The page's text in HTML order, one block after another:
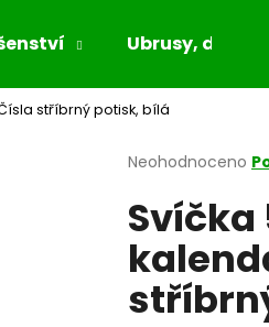
Ubrusy,
stříbrný potisk, bílá
Průměrné
produktu
je
0,0
5
hvězdiček.
Neohodnoceno
Svíčka